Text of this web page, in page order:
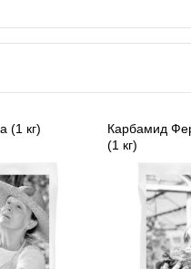
(1 кг)
Карбамид
(1 кг)